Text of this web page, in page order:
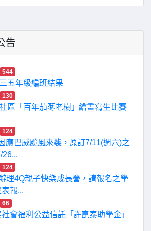
告
544
五年級編班結果
130
區「百年茄苳老樹」繪畫寫生比賽
124
應巴威颱風來襲，原訂7/11(週六)之
26...
124
理4Q親子快樂成長營，請報名之學
報...
66
會福利公益信託「許崑泰助學金」